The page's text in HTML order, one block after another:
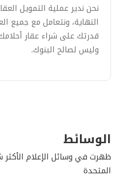
نحن ندير عملية التمويل
النهاية، ونتعامل مع جميع
قدرتك على شراء عقار
وليس لصالح البنوك.
الوسائط
ظهرت في وسائل الإعلام الأكثر
المتحدة